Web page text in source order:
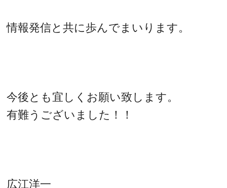
情報発信と共に歩んでまいります。
今後とも宜しくお願い致します。
有難うございました！！
広江洋一